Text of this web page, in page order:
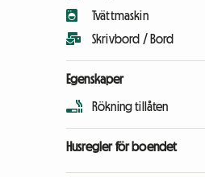
Tvättmaskin
Skrivbord / Bord
Egenskaper
Rökning tillåten
Husregler för boendet